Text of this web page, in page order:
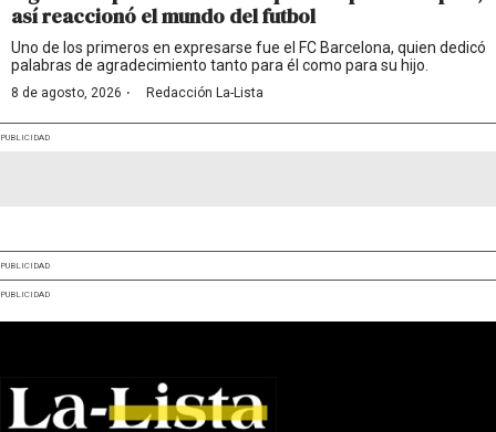
así reaccionó el mundo del futbol
Uno de los primeros en expresarse fue el FC Barcelona, quien dedicó
palabras de agradecimiento tanto para él como para su hijo.
8 de agosto, 2026 · Redacción La-Lista
PUBLICIDAD
PUBLICIDAD
PUBLICIDAD